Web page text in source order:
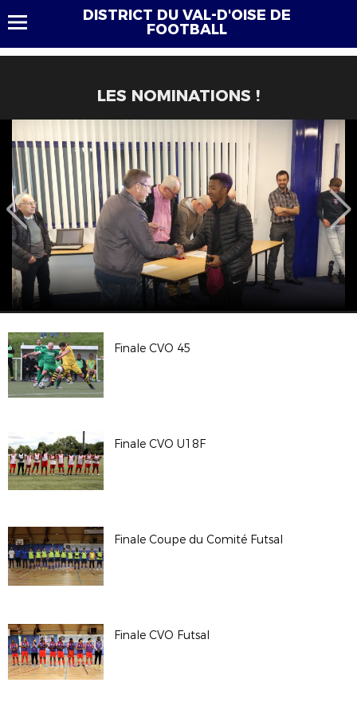
DISTRICT DU VAL-D'OISE DE
FOOTBALL
LES NOMINATIONS !
Finale CVO 45
Finale CVO U18F
Finale Coupe du Comité Futsal
Finale CVO Futsal